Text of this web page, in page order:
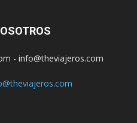
- info@theviajeros.com